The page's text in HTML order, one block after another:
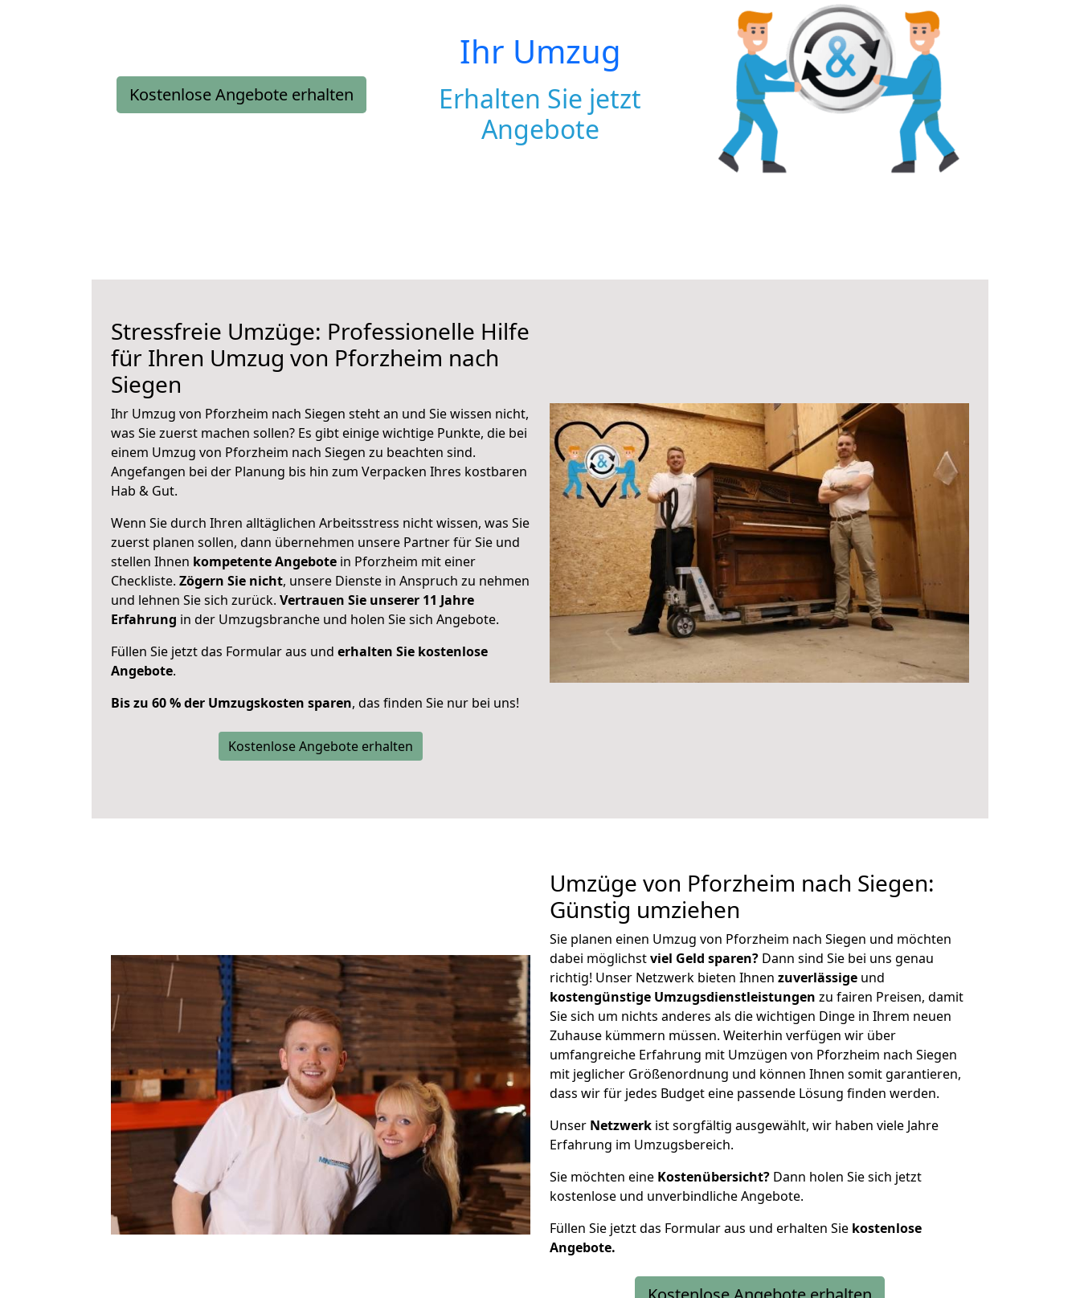
Kostenlose Angebote erhalten
Ihr Umzug
Erhalten Sie jetzt
Angebote
Stressfreie Umzüge: Professionelle Hilfe
für Ihren Umzug von Pforzheim nach
Siegen
Ihr Umzug von Pforzheim nach Siegen steht an und Sie wissen nicht,
was Sie zuerst machen sollen? Es gibt einige wichtige Punkte, die bei
einem Umzug von Pforzheim nach Siegen zu beachten sind.
Angefangen bei der Planung bis hin zum Verpacken Ihres kostbaren
Hab & Gut.
Wenn Sie durch Ihren alltäglichen Arbeitsstress nicht wissen, was Sie
zuerst planen sollen, dann übernehmen unsere Partner für Sie und
stellen Ihnen kompetente Angebote in Pforzheim mit einer
Checkliste. Zögern Sie nicht, unsere Dienste in Anspruch zu nehmen
und lehnen Sie sich zurück. Vertrauen Sie unserer 11 Jahre
Erfahrung in der Umzugsbranche und holen Sie sich Angebote.
Füllen Sie jetzt das Formular aus und erhalten Sie kostenlose
Angebote.
Bis zu 60 % der Umzugskosten sparen, das finden Sie nur bei uns!
Kostenlose Angebote erhalten
Umzüge von Pforzheim nach Siegen:
Günstig umziehen
Sie planen einen Umzug von Pforzheim nach Siegen und möchten
dabei möglichstviel Geld sparen? Dann sind Sie bei uns genau
richtig! Unser Netzwerk bieten Ihnen zuverlässige und
kostengünstige Umzugsdienstleistungen zu fairen Preisen, damit
Sie sich um nichts anderes als die wichtigen Dinge in Ihrem neuen
Zuhause kümmern müssen. Weiterhin verfügen wir über
umfangreiche Erfahrung mit Umzügen von Pforzheim nach Siegen
mit jeglicher Größenordnung und können Ihnen somit garantieren,
dass wir für jedes Budget eine passende Lösung finden werden.
Unser Netzwerk ist sorgfältig ausgewählt, wir haben viele Jahre
Erfahrung im Umzugsbereich.
Sie möchten eine Kostenübersicht? Dann holen Sie sich jetzt
kostenlose und unverbindliche Angebote.
Füllen Sie jetzt das Formular aus und erhalten Sie kostenlose
Angebote.